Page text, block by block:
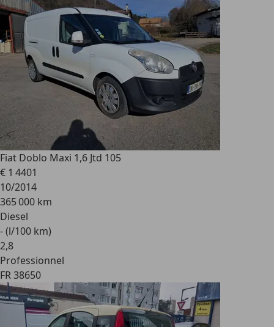
Fiat Doblo Maxi 1,6 Jtd 105
€ 1 4401
10/2014
365 000 km
Diesel
- (l/100 km)
2,8
Professionnel
FR 38650